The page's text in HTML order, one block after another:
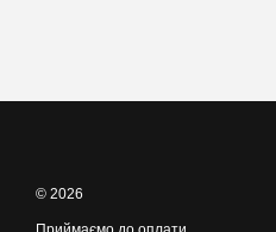
© 2026